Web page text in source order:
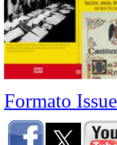
Formato Issue